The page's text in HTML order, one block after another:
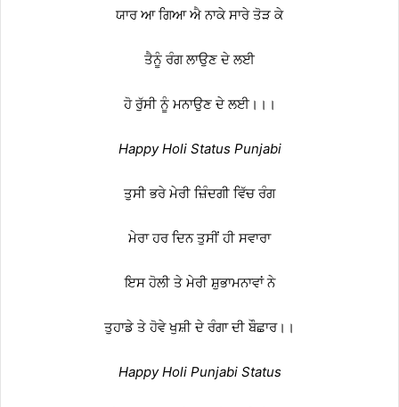
ਯਾਰ ਆ ਗਿਆ ਐ ਨਾਕੇ ਸਾਰੇ ਤੋੜ ਕੇ
ਤੈਨੂੰ ਰੰਗ ਲਾਉਣ ਦੇ ਲਈ
ਹੋ ਰੁੱਸੀ ਨੂੰ ਮਨਾਉਣ ਦੇ ਲਈ।।।
Happy Holi Status Punjabi
ਤੁਸੀ ਭਰੇ ਮੇਰੀ ਜ਼ਿੰਦਗੀ ਵਿੱਚ ਰੰਗ
ਮੇਰਾ ਹਰ ਦਿਨ ਤੁਸੀਂ ਹੀ ਸਵਾਰਾ
ਇਸ ਹੋਲੀ ਤੇ ਮੇਰੀ ਸ਼ੁਭਾਮਨਾਵਾਂ ਨੇ
ਤੁਹਾਡੇ ਤੇ ਹੋਵੇ ਖੁਸ਼ੀ ਦੇ ਰੰਗਾ ਦੀ ਬੌਛਾਰ।।
Happy Holi Punjabi Status